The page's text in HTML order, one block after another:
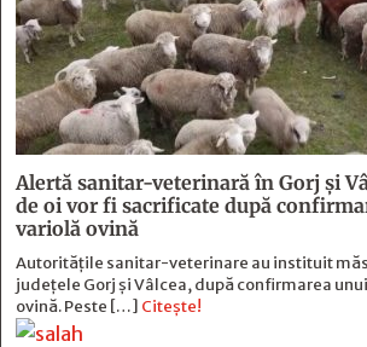
Alertă sanitar-veterinară în Gorj și
de oi vor fi sacrificate după
variolă ovină
Autoritățile sanitar-veterinare au instituit
județele Gorj și Vâlcea, după confirmarea
ovină. Peste […] Citește!